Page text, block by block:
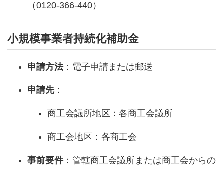
（0120-366-440）
小規模事業者持続化補助金
申請方法：電子申請または郵送
申請先：
商工会議所地区：各商工会議所
商工会地区：各商工会
事前要件：管轄商工会議所または商工会からの